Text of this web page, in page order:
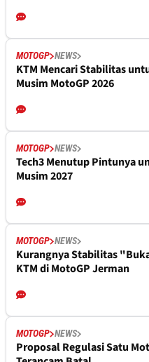
MOTOGP NEWS
KTM Mencari Stabilitas
Musim MotoGP 2026
MOTOGP NEWS
Tech3 Menutup Pintunya
Musim 2027
MOTOGP NEWS
Kurangnya Stabilitas
KTM di MotoGP Jerman
MOTOGP NEWS
Proposal Regulasi Satu